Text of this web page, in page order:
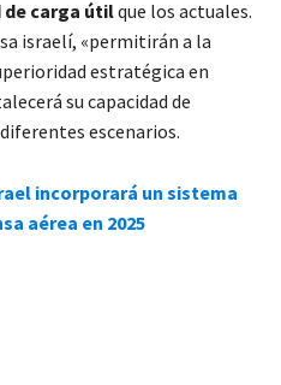
de carga útilque los actuales.
israelí, «permitirán a la
estratégica en
su capacidad de
escenarios.
incorporará un sistema
aérea en 2025